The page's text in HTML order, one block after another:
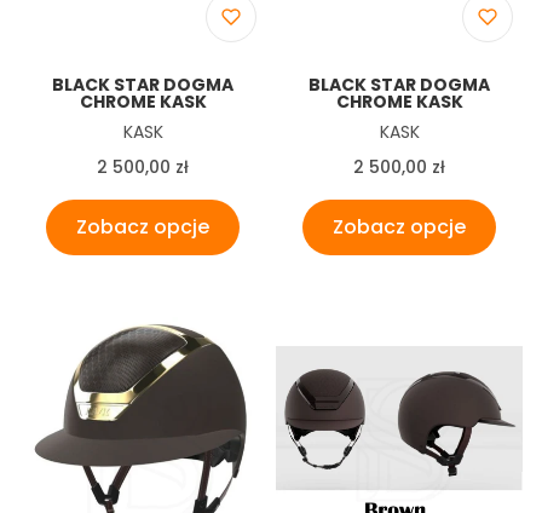
BLACK STAR DOGMA
CHROME KASK
Producent
KASK
Cena
2 500,00 zł
Zobacz opcje
BLACK STAR DOGMA
CHROME KASK
Producent
KASK
Cena
2 500,00 zł
Zobacz opcje